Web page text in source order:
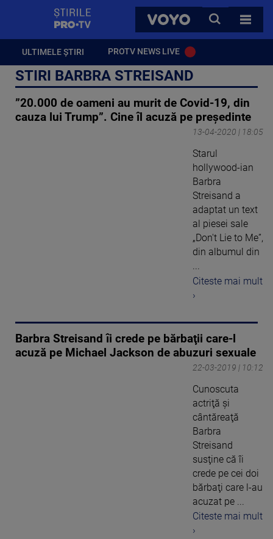
VOYO
CAUTA
TOATE
ULTIMELE ȘTIRI PROTV NEWS LIVE
STIRI BARBRA STREISAND
”20.000 de oameni au murit de Covid-19, din
cauza lui Trump”. Cine îl acuză pe președinte
13-04-2020 | 18:05
Starul
hollywood-ian
Barbra
Streisand a
adaptat un text
al piesei sale
„Don't Lie to Me”,
din albumul din
...
Citeste mai mult
›
Barbra Streisand îi crede pe bărbaţii care-l
acuză pe Michael Jackson de abuzuri sexuale
22-03-2019 | 10:12
Cunoscuta
actriţă şi
cântăreaţă
Barbra
Streisand
susţine că îi
crede pe cei doi
bărbaţi care l-au
acuzat pe ...
Citeste mai mult
›